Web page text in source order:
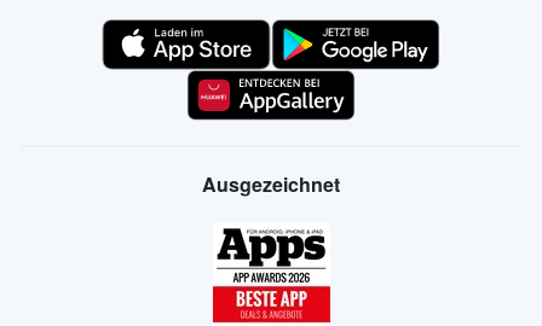
Ausgezeichnet